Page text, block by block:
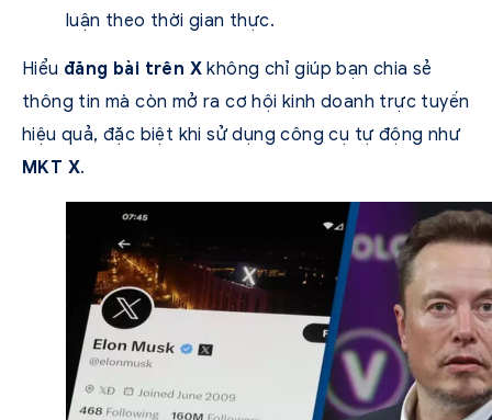
luận theo thời gian thực.
Hiểu đăng bài trên X không chỉ giúp bạn chia sẻ
thông tin mà còn mở ra cơ hội kinh doanh trực tuyến
hiệu quả, đặc biệt khi sử dụng công cụ tự động như
MKT X.